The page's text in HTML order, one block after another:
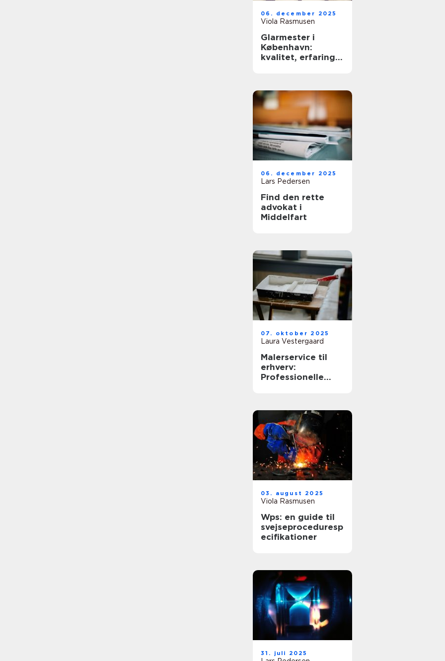
06. december 2025
Viola Rasmusen
Glarmester i
København:
kvalitet, erfaring
06. december 2025
Lars Pedersen
Find den rette
advokat i
Middelfart
07. oktober 2025
Laura Vestergaard
Malerservice til
erhverv:
Professionelle
03. august 2025
Viola Rasmusen
Wps: en guide til
svejseproceduresp
ecifikationer
31. juli 2025